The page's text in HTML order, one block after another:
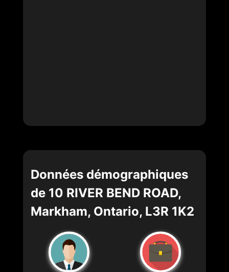
Données démographiques
de 10 RIVER BEND ROAD,
Markham, Ontario, L3R 1K2